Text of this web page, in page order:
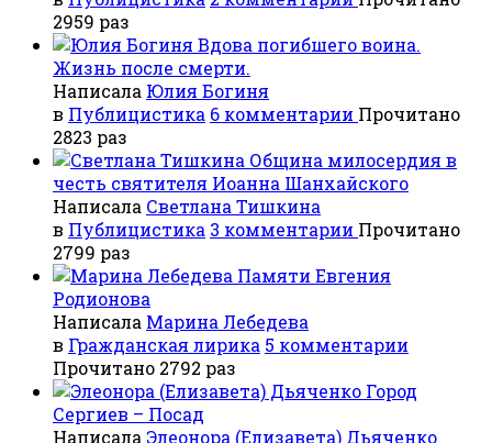
2959 раз
Вдова погибшего воина.
Жизнь после смерти.
Написала Юлия Богиня
в Публицистика 6 комментарии Прочитано
2823 раз
Община милосердия в
честь святителя Иоанна Шанхайского
Написала Светлана Тишкина
в Публицистика 3 комментарии Прочитано
2799 раз
Памяти Евгения
Родионова
Написала Марина Лебедева
в Гражданская лирика 5 комментарии
Прочитано 2792 раз
Город
Сергиев – Посад
Написала Элеонора (Елизавета) Дьяченко